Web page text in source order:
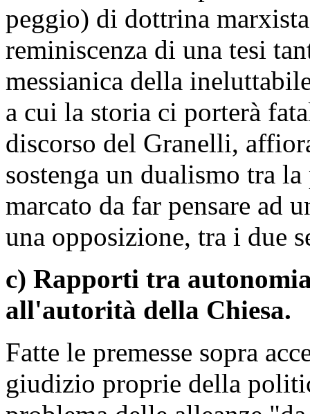
peggio) di dottrina
reminiscenza di una tesi
messianica della
a cui la storia ci porterà
discorso del Granelli,
sostenga un dualismo tra
marcato da far pensare ad
una opposizione, tra i due
c) Rapporti tra
all'autorità della Chiesa.
Fatte le premesse sopra
giudizio proprie della